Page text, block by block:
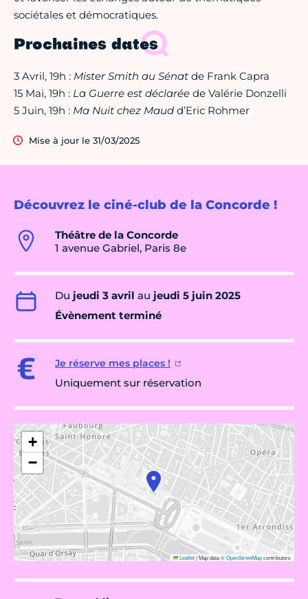
Découvrez le ciné-club de la Concorde !
Théâtre de la Concorde
1 avenue Gabriel, Paris 8e
Du jeudi 3 avril au jeudi 5 juin 2025
Évènement terminé
Je réserve mes places !
Uniquement sur réservation
+
−
Leaflet|Map data ©OpenStreetMapcontributors
sociétales et démocratiques.
Prochaines dates
3 Avril, 19h : Mister Smith au Sénat de Frank Capra
15 Mai, 19h : La Guerre est déclarée de Valérie Donzelli
5 Juin, 19h : Ma Nuit chez Maud d’Eric Rohmer
Mise à jour le 31/03/2025